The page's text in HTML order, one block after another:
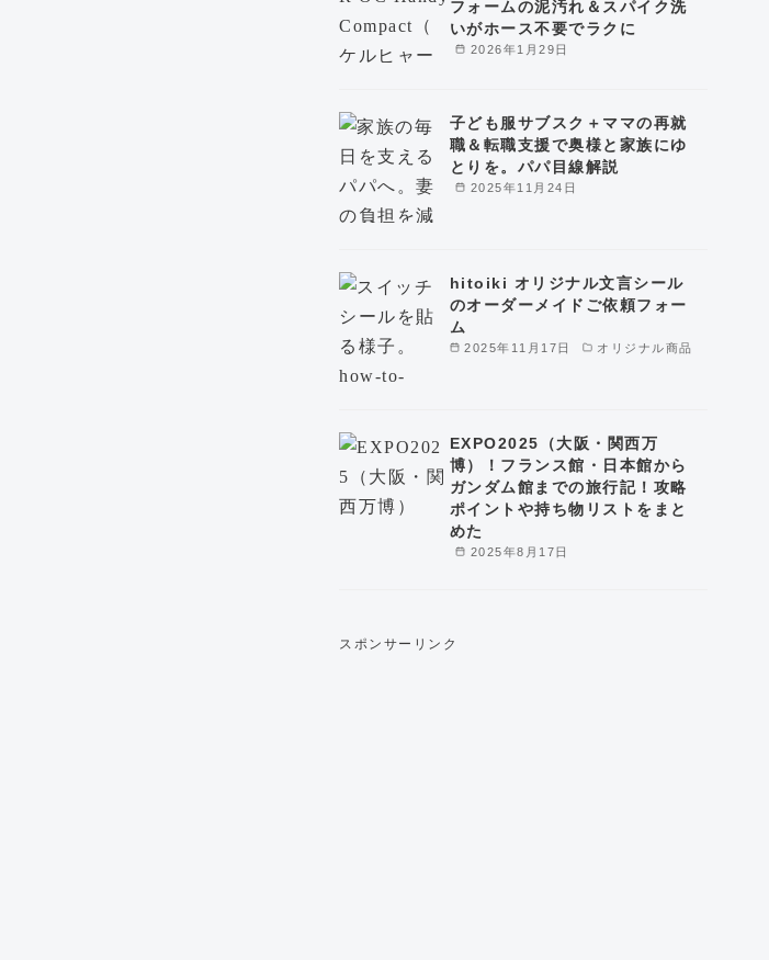
2026年1月29日
フォームの泥汚れ＆スパイク洗
いがホース不要でラクに
2025年11月24日
子ども服サブスク＋ママの再就
職＆転職支援で奥様と家族にゆ
とりを。パパ目線解説
2025年11月17日 オリジナル商品
hitoiki オリジナル文言シール
のオーダーメイドご依頼フォー
ム
2025年8月17日
EXPO2025（大阪・関西万
博）！フランス館・日本館から
ガンダム館までの旅行記！攻略
ポイントや持ち物リストをまと
めた
スポンサーリンク